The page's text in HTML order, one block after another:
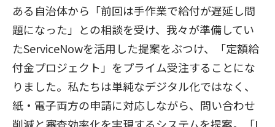
ある自治体から「前回は手作業で給付が遅延し問
題になった」との相談を受け、我々が準備してい
たServiceNowを活用した提案をぶつけ、「定額給
付金プロジェクト」をプライム受注することにな
りました。私たちは単純なデジタル化ではなく、
紙・電子両方の申請に対応しながら、問い合わせ
削減と審査効率化を実現するシステムを提案。「I